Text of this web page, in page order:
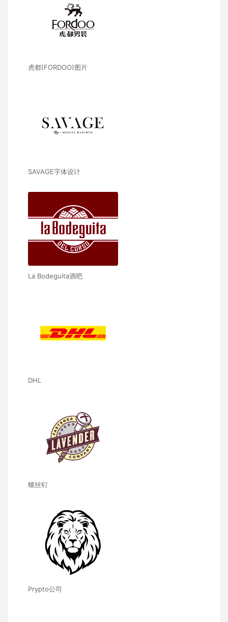
虎都(FORDOO)图片
SAVAGE字体设计
La Bodeguita酒吧
DHL
螺丝钉
Prypto公司